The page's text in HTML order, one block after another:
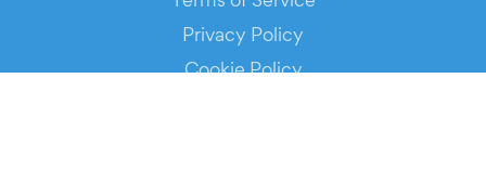
Privacy Policy
Cookie Policy